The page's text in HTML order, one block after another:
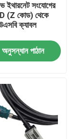
ইথারনেট সংযোগের
(Z কোড) থেকে
ক্যাবল
অনুসন্ধান পাঠান